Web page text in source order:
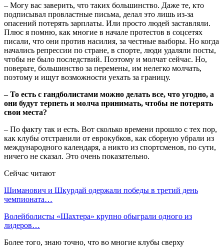
– Могу вас заверить, что таких большинство. Даже те, кто
подписывал провластные письма, делал это лишь из-за
опасений потерять зарплаты. Или просто людей заставляли.
Плюс я помню, как многие в начале протестов в соцсетях
писали, что они против насилия, за честные выборы. Но когда
начались репрессии по стране, в спорте, люди удаляли посты,
чтобы не было последствий. Поэтому и молчат сейчас. Но,
поверьте, большинство за перемены, им нелегко молчать,
поэтому и ищут возможности уехать за границу.
– То есть с гандболистами можно делать все, что угодно, а
они будут терпеть и молча принимать, чтобы не потерять
свои места?
– По факту так и есть. Вот сколько времени прошло с тех пор,
как клубы отстранили от еврокубков, как сборную убрали из
международного календаря, а никто из спортсменов, по сути,
ничего не сказал. Это очень показательно.
Сейчас читают
Шиманович и Шкурдай одержали победы в третий день
чемпионата…
Волейболисты «Шахтера» крупно обыграли одного из
лидеров…
Более того, знаю точно, что во многие клубы сверху